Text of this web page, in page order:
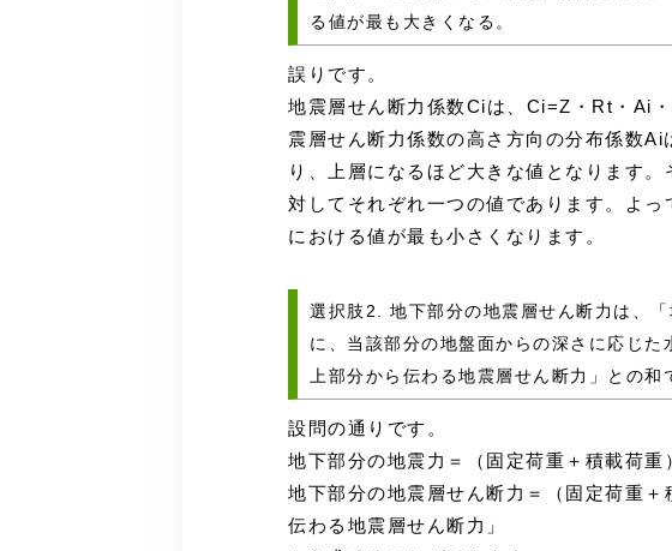
る値が最も大きくなる。
誤りです。
地震層せん断力係数Ciは、Ci=Z・Rt・Ai
震層せん断力係数の高さ方向の分布係数
り、上層になるほど大きな値となります
対してそれぞれ一つの値であります。よ
における値が最も小さくなります。
選択肢2. 地下部分の地震層せん断力は、
に、当該部分の地盤面からの深さに応じ
上部分から伝わる地震層せん断力」との和
設問の通りです。
地下部分の地震力＝（固定荷重＋積載荷重
地下部分の地震層せん断力＝（固定荷重
伝わる地震層せん断力」